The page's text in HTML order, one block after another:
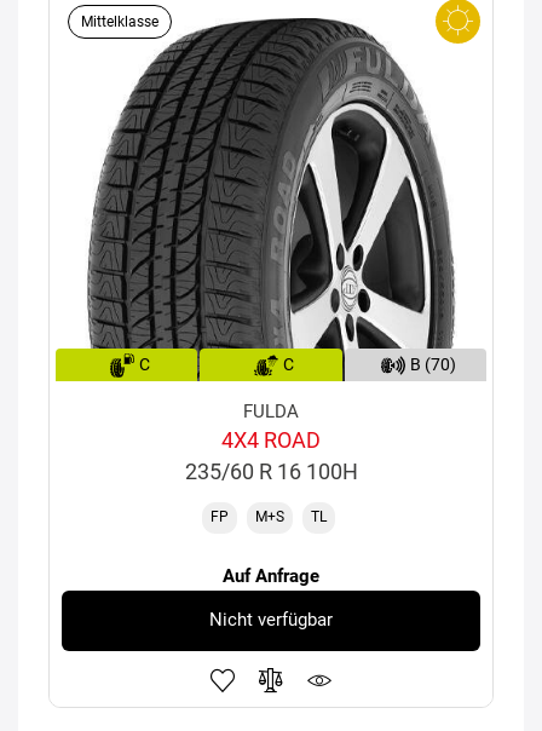
Mittelklasse
C C B (70)
FULDA
4X4 ROAD
235/60 R 16 100H
FP M+S TL
Auf Anfrage
Nicht verfügbar